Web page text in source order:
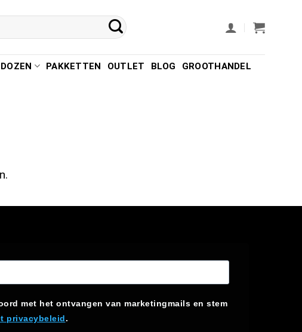
PAKKETTEN OUTLET BLOG GROOTHANDEL
met het ontvangen van marketingmails en stem
privacybeleid.